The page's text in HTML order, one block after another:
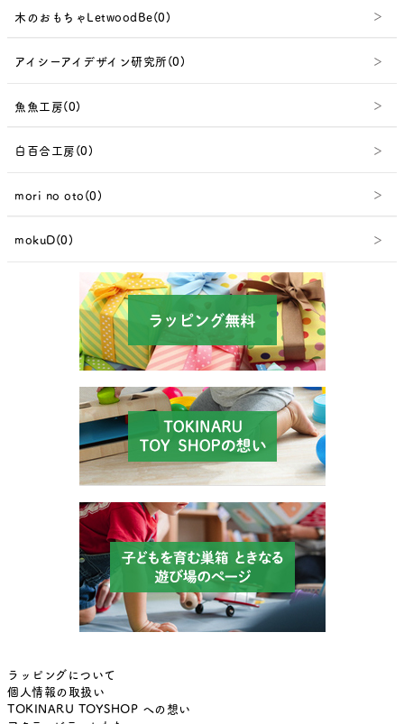
木のおもちゃLetwoodBe(0)
アイシーアイデザイン研究所(0)
魚魚工房(0)
白百合工房(0)
mori no oto(0)
mokuD(0)
ラッピングについて
個人情報の取扱い
TOKINARU TOYSHOP への想い